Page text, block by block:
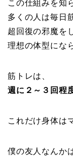
この仕組みを知
多くの人は毎日
超回復の邪魔を
理想の体型にな
筋トレは、
週に２～３回程
これだけ身体は
僕の友人なんか